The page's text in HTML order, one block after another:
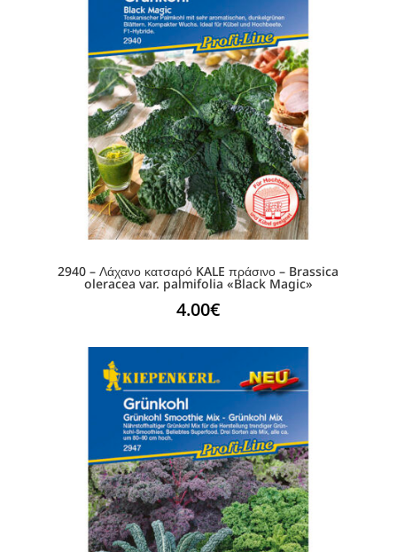
2940 – Λάχανο κατσαρό KALE πράσινο – Brassica
oleracea var. palmifolia «Black Magic»
4.00€